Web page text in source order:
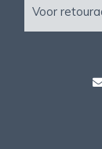
Voor